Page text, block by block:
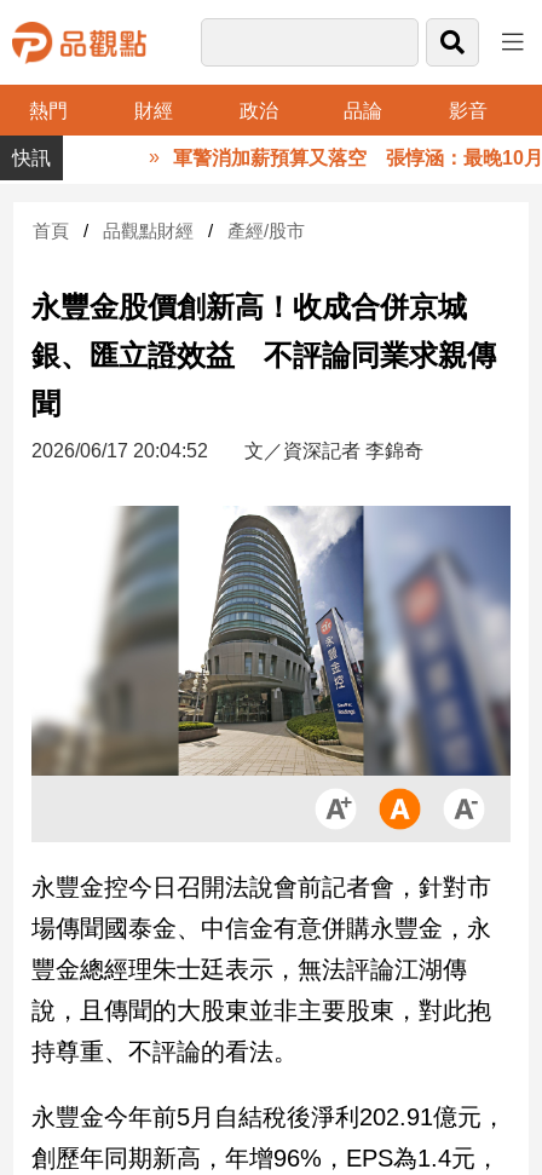
熱門 財經 政治 品論 影音
品
觀
財
台
財
經
新
品
治
焦
點
品
觀
調
國
軍警消加薪預算又落空 張惇涵：最晚10月與
首頁 品觀點財經 產經/股市
永豐金股價創新高！收成合併京城
銀、匯立證效益 不評論同業求親傳
聞
2026/06/17 20:04:52 文／資深記者 李錦奇
永豐金控今日召開法說會前記者會，針對市
場傳聞國泰金、中信金有意併購永豐金，永
豐金總經理朱士廷表示，無法評論江湖傳
說，且傳聞的大股東並非主要股東，對此抱
持尊重、不評論的看法。
永豐金今年前5月自結稅後淨利202.91億元，
創歷年同期新高，年增96%，EPS為1.4元，